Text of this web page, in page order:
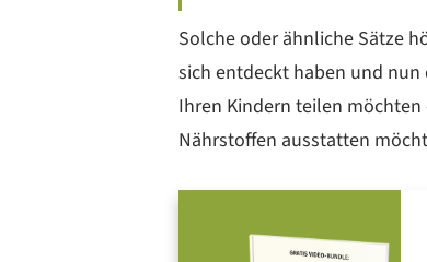
Solche oder ähnliche Sätze
sich entdeckt haben und
Ihren Kindern teilen
Nährstoffen ausstatten